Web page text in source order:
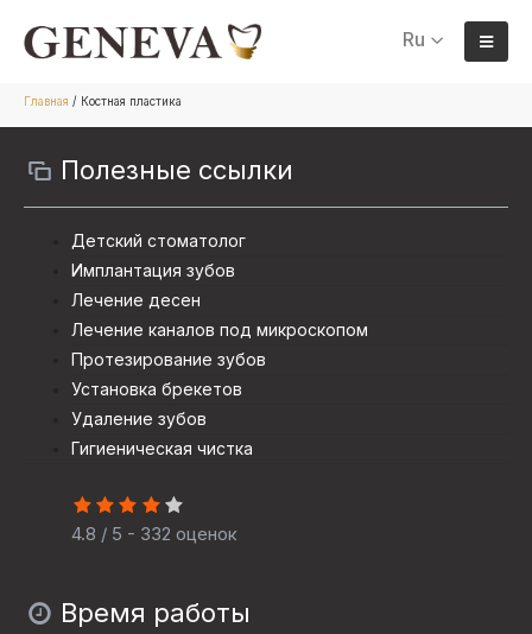
Ru
Главная / Костная пластика
Полезные ссылки
Детский стоматолог
Имплантация зубов
Лечение десен
Лечение каналов под микроскопом
Протезирование зубов
Установка брекетов
Удаление зубов
Гигиеническая чистка
4.8 / 5 - 332 оценок
Время работы